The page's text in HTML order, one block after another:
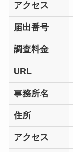
アクセス
届出番号
調査料金
URL
事務所名
住所
アクセス